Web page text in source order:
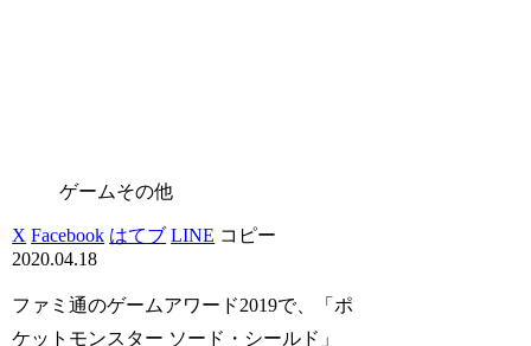
ゲームその他
X Facebook はてブ LINE コピー
2020.04.18
ファミ通のゲームアワード2019で、「ポ
ケットモンスター ソード・シールド」